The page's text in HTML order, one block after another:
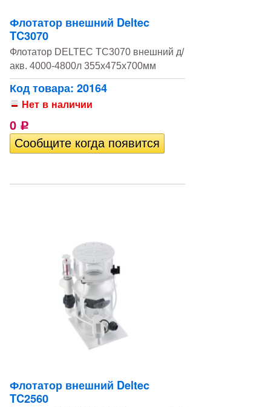
Флотатор внешний Deltec
TC3070
Флотатор DELTEC TC3070 внешний д/
акв. 4000-4800л 355х475х700мм
Код товара: 20164
Нет в наличии
0 Р
Флотатор внешний Deltec
TC2560